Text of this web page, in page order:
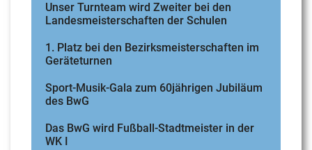
Unser Turnteam wird Zweiter bei den
Landesmeisterschaften der Schulen
1. Platz bei den Bezirksmeisterschaften im
Geräteturnen
Sport-Musik-Gala zum 60jährigen Jubiläum
des BwG
Das BwG wird Fußball-Stadtmeister in der
WK I